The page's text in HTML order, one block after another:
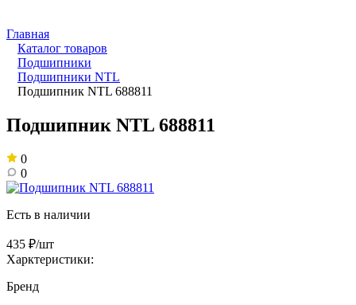
Главная
Каталог товаров
Подшипники
Подшипники NTL
Подшипник NTL 688811
Подшипник NTL 688811
0
0
Есть в наличии
435 ₽/шт
Харктеристики:
Бренд